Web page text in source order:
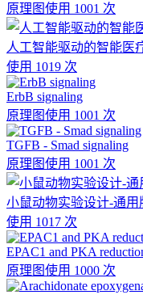
原理图使用 1001 次
人工智能驱动的智能医
使用 1019 次
ErbB signaling
原理图使用 1001 次
TGFB - Smad signaling
原理图使用 1001 次
小鼠动物实验设计-通用
使用 1017 次
EPAC1 and PKA
原理图使用 1000 次